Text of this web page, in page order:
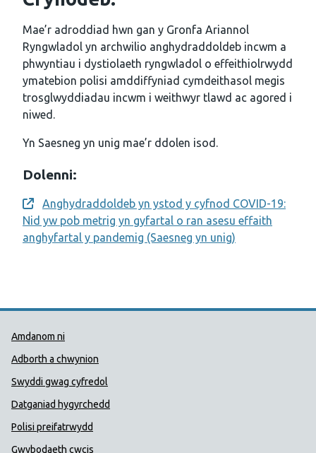
Mae’r adroddiad hwn gan y Gronfa Ariannol
Ryngwladol yn archwilio anghydraddoldeb incwm a
phwyntiau i dystiolaeth ryngwladol o effeithiolrwydd
ymatebion polisi amddiffyniad cymdeithasol megis
trosglwyddiadau incwm i weithwyr tlawd ac agored i
niwed.
Yn Saesneg yn unig mae’r ddolen isod.
Dolenni:
Opens a new window
Anghydraddoldeb yn ystod y cyfnod COVID-19:
Nid yw pob metrig yn gyfartal o ran asesu effaith
anghyfartal y pandemig (Saesneg yn unig)
Dolenni Cymorth Iechyd
Amdanom ni
Adborth a chwynion
Swyddi gwag cyfredol
Datganiad hygyrchedd
Polisi preifatrwydd
Gwybodaeth cwcis